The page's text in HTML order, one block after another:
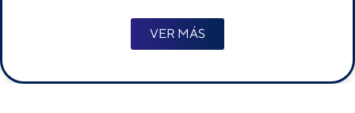
VER MÁS